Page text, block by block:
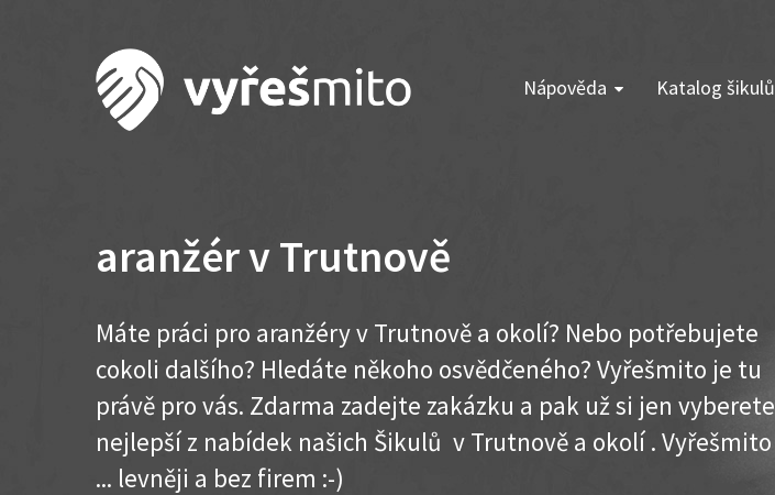
Nápověda Katalog šikulů
aranžér v Trutnově
Máte práci pro aranžéry v Trutnově a okolí? Nebo potřebujete
cokoli dalšího? Hledáte někoho osvědčeného? Vyřešmito je tu
právě pro vás. Zdarma zadejte zakázku a pak už si jen vyberete
nejlepší z nabídek našich Šikulů v Trutnově a okolí . Vyřešmito
... levněji a bez firem :-)